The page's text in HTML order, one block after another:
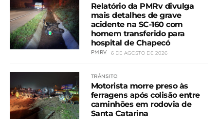
Relatório da PMRv divulga
mais detalhes de grave
acidente na SC-160 com
homem transferido para
hospital de Chapecó
PMRV 6 DE AGOSTO DE 2026
TRÂNSITO
Motorista morre preso às
ferragens após colisão entre
caminhões em rodovia de
Santa Catarina